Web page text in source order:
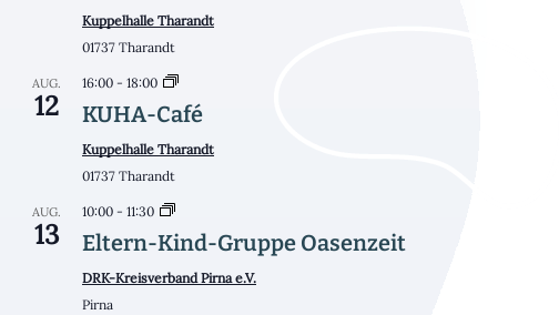
Kuppelhalle Tharandt
01737 Tharandt
AUG.
12
16:00 - 18:00
KUHA-Café
Kuppelhalle Tharandt
01737 Tharandt
AUG.
13
10:00 - 11:30
Eltern-Kind-Gruppe Oasenzeit
DRK-Kreisverband Pirna e.V.
Pirna